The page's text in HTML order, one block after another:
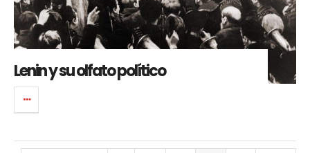
Lenin y su olfato político